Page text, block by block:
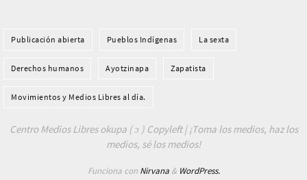
Publicación abierta Pueblos Indí­genas La sexta
Derechos humanos Ayotzinapa Zapatista
Movimientos y Medios Libres al día.
Centro Medios Libres okupa ( ɔ ) Copyleft | ¡Toma los medios, haz los
medios, sé los medios!
Funciona con Nirvana& WordPress.